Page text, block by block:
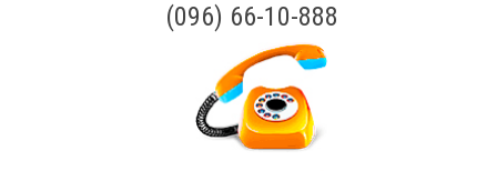
(096) 66-10-888